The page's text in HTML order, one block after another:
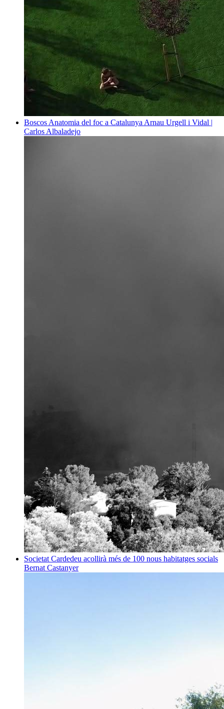
Boscos Anatomia del foc a Catalunya Arnau Urgell i Vidal |
Carlos Albaladejo
Societat Cardedeu acollirà més de 100 nous habitatges socials
Bernat Castanyer